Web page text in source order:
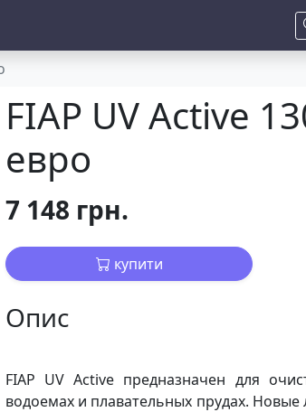
FIAP UV Active
евро
7 148 грн.
купити
Опис
FIAP UV Active предназначен для
водоемах и плавательных прудах.